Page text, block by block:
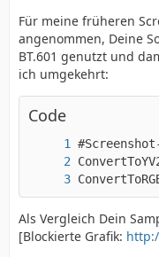
Für meine früheren
angenommen, Deine
BT.601 genutzt und
ich umgekehrt:
Code
Als Vergleich Dein
[Blockierte Grafik: